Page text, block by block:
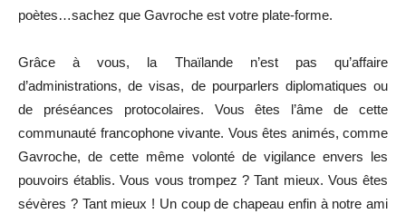
poètes…sachez que Gavroche est votre plate-forme.
Grâce à vous, la Thaïlande n’est pas qu’affaire
d’administrations, de visas, de pourparlers diplomatiques ou
de préséances protocolaires. Vous êtes l’âme de cette
communauté francophone vivante. Vous êtes animés, comme
Gavroche, de cette même volonté de vigilance envers les
pouvoirs établis. Vous vous trompez ? Tant mieux. Vous êtes
sévères ? Tant mieux ! Un coup de chapeau enfin à notre ami